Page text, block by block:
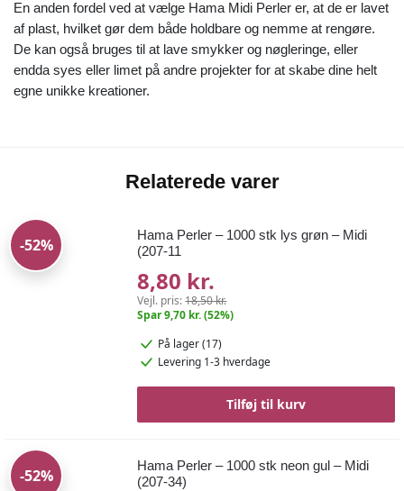
En anden fordel ved at vælge Hama Midi Perler er, at de er lavet
af plast, hvilket gør dem både holdbare og nemme at rengøre.
De kan også bruges til at lave smykker og nøgleringe, eller
endda syes eller limet på andre projekter for at skabe dine helt
egne unikke kreationer.
Relaterede varer
-52%
Hama Perler – 1000 stk lys grøn – Midi
(207-11
8,80 kr.
Vejl. pris:18,50 kr.
Spar 9,70 kr. (52%)
På lager (17)
Levering 1-3 hverdage
Tilføj til kurv
-52%
Hama Perler – 1000 stk neon gul – Midi
(207-34)